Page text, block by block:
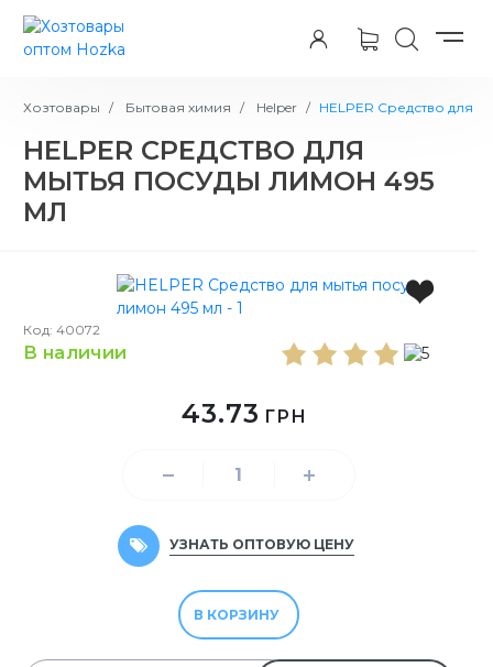
Хозтовары Бытовая химия Helper HELPER Средство для
HELPER СРЕДСТВО ДЛЯ
МЫТЬЯ ПОСУДЫ ЛИМОН 495
МЛ
Код: 40072
в наличии
43.73 ГРН
УЗНАТЬ ОПТОВУЮ ЦЕНУ
В КОРЗИНУ